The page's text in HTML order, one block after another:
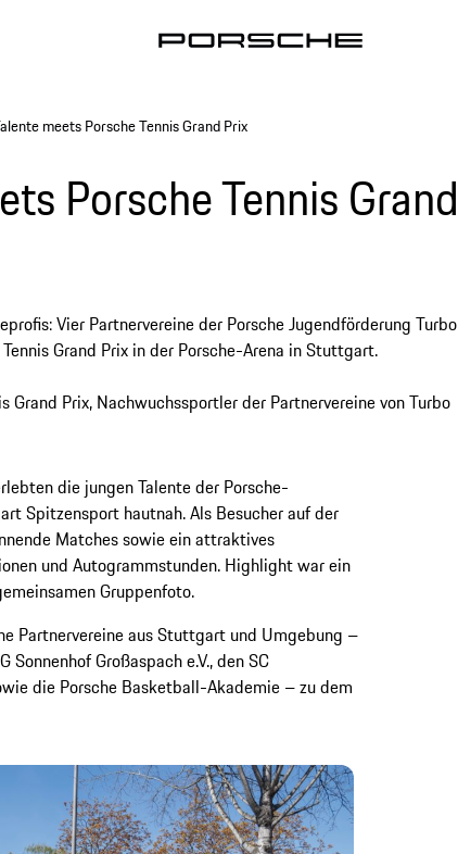
meets Porsche Tennis Grand Prix
Porsche Tennis Grand
Vier Partnervereine der Porsche Jugendförderung Turbo
Grand Prix in der Porsche-Arena in Stuttgart.
die jungen Talente der Porsche-
Spitzensport hautnah. Als Besucher auf der
Matches sowie ein attraktives
und Autogrammstunden. Highlight war ein
Gruppenfoto.
Partnervereine aus Stuttgart und Umgebung –
Großaspach e.V., den SC
die Porsche Basketball-Akademie – zu dem